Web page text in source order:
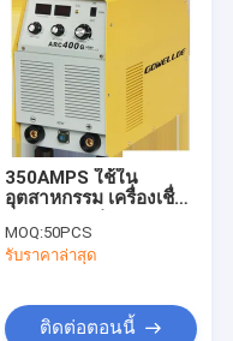
350AMPS ใช้ใน
อุตสาหกรรม เครื่องเชื่อม
Duty ARC400G IGBT
MOQ:50PCS
รับราคาล่าสุด
ติดต่อตอนนี้